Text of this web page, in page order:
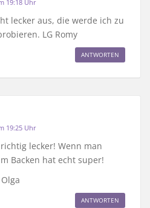
19:18 Uhr
lecker aus, die werde ich zu
LG Romy
ANTWORTEN
19:25 Uhr
lecker! Wenn man
Backen hat echt super!
ANTWORTEN